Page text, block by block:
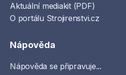
Aktuální mediakit (PDF)
O portálu Strojirenstvi.cz
Nápověda
Nápověda se připravuje...